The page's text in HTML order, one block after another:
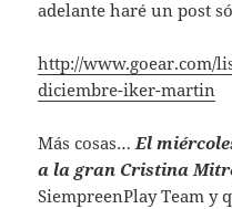
adelante haré un post
http://www.goear.com/
diciembre-iker-martin
Más cosas…El
a la gran Cristina
SiempreenPlay Team y